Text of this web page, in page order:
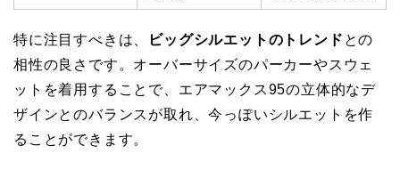
特に注目すべきは、 ビッグシルエットのトレンド との
相性の良さです。オーバーサイズのパーカーやスウェ
ットを着用することで、エアマックス95の立体的なデ
ザインとのバランスが取れ、今っぽいシルエットを作
ることができます。